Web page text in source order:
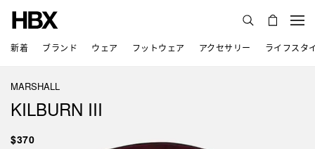
新着 ブランド ウェア フットウェア アクセサリー ライフスタ
MARSHALL
KILBURN III
$370